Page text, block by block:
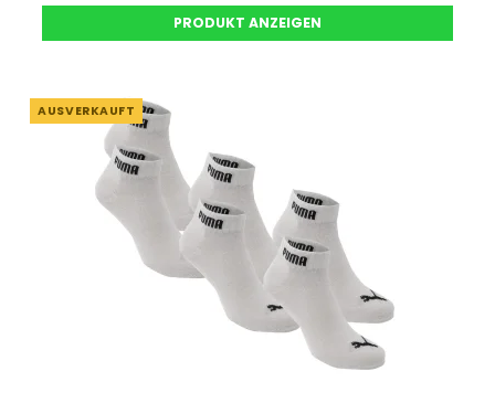
PRODUKT ANZEIGEN
AUSVERKAUFT